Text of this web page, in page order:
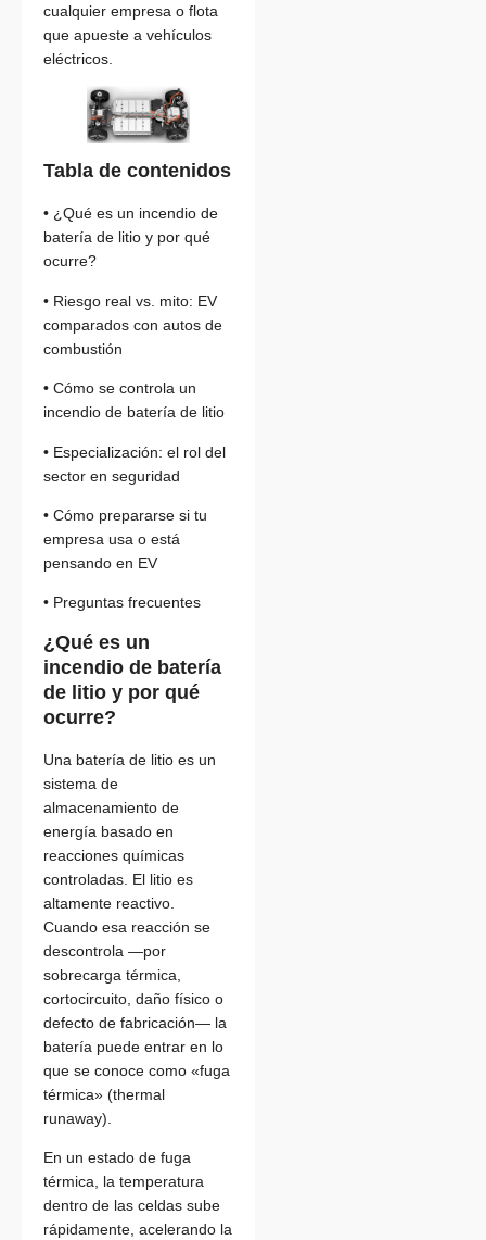
cualquier empresa o flota
que apueste a vehículos
eléctricos.
Tabla de contenidos
• ¿Qué es un incendio de
batería de litio y por qué
ocurre?
• Riesgo real vs. mito: EV
comparados con autos de
combustión
• Cómo se controla un
incendio de batería de litio
• Especialización: el rol del
sector en seguridad
• Cómo prepararse si tu
empresa usa o está
pensando en EV
• Preguntas frecuentes
¿Qué es un
incendio de batería
de litio y por qué
ocurre?
Una batería de litio es un
sistema de
almacenamiento de
energía basado en
reacciones químicas
controladas. El litio es
altamente reactivo.
Cuando esa reacción se
descontrola —por
sobrecarga térmica,
cortocircuito, daño físico o
defecto de fabricación— la
batería puede entrar en lo
que se conoce como «fuga
térmica» (thermal
runaway).
En un estado de fuga
térmica, la temperatura
dentro de las celdas sube
rápidamente, acelerando la